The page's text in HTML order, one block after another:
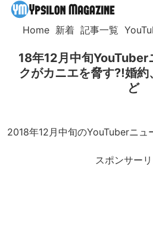
Home 新着 記事一覧
18年12月中旬YouTuber
クがカニエを脅す⁈婚
ど
2018年12月中旬のYouTuberニュ
スポンサー